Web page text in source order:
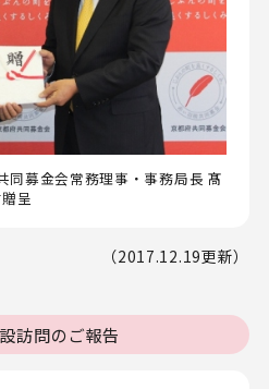
同募金会常務理事・事務局長 髙
呈
（2017.12.19更新）
訪問のご報告